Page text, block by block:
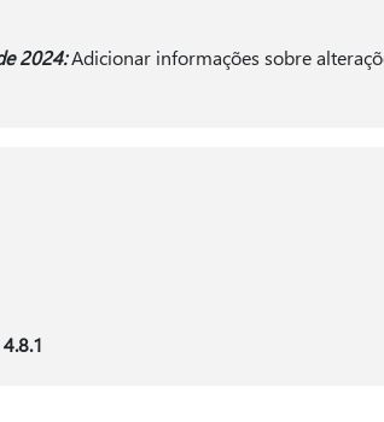
2024:Adicionar informações sobre